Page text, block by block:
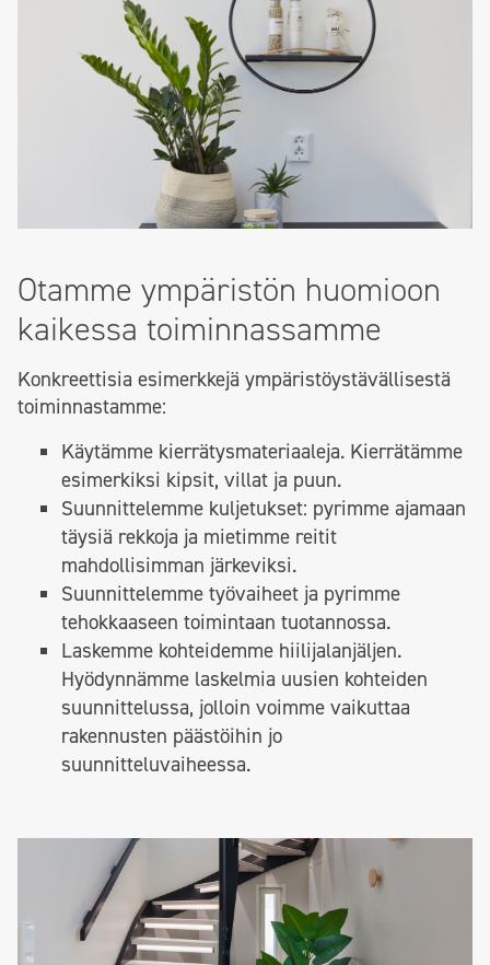
Otamme ympäristön huomioon
kaikessa toiminnassamme
Konkreettisia esimerkkejä ympäristöystävällisestä
toiminnastamme:
Käytämme kierrätysmateriaaleja. Kierrätämme
esimerkiksi kipsit, villat ja puun.
Suunnittelemme kuljetukset: pyrimme ajamaan
täysiä rekkoja ja mietimme reitit
mahdollisimman järkeviksi.
Suunnittelemme työvaiheet ja pyrimme
tehokkaaseen toimintaan tuotannossa.
Laskemme kohteidemme hiilijalanjäljen.
Hyödynnämme laskelmia uusien kohteiden
suunnittelussa, jolloin voimme vaikuttaa
rakennusten päästöihin jo
suunnitteluvaiheessa.